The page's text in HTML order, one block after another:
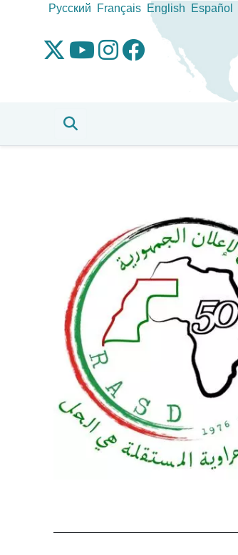
Español
English
Français
Pусский